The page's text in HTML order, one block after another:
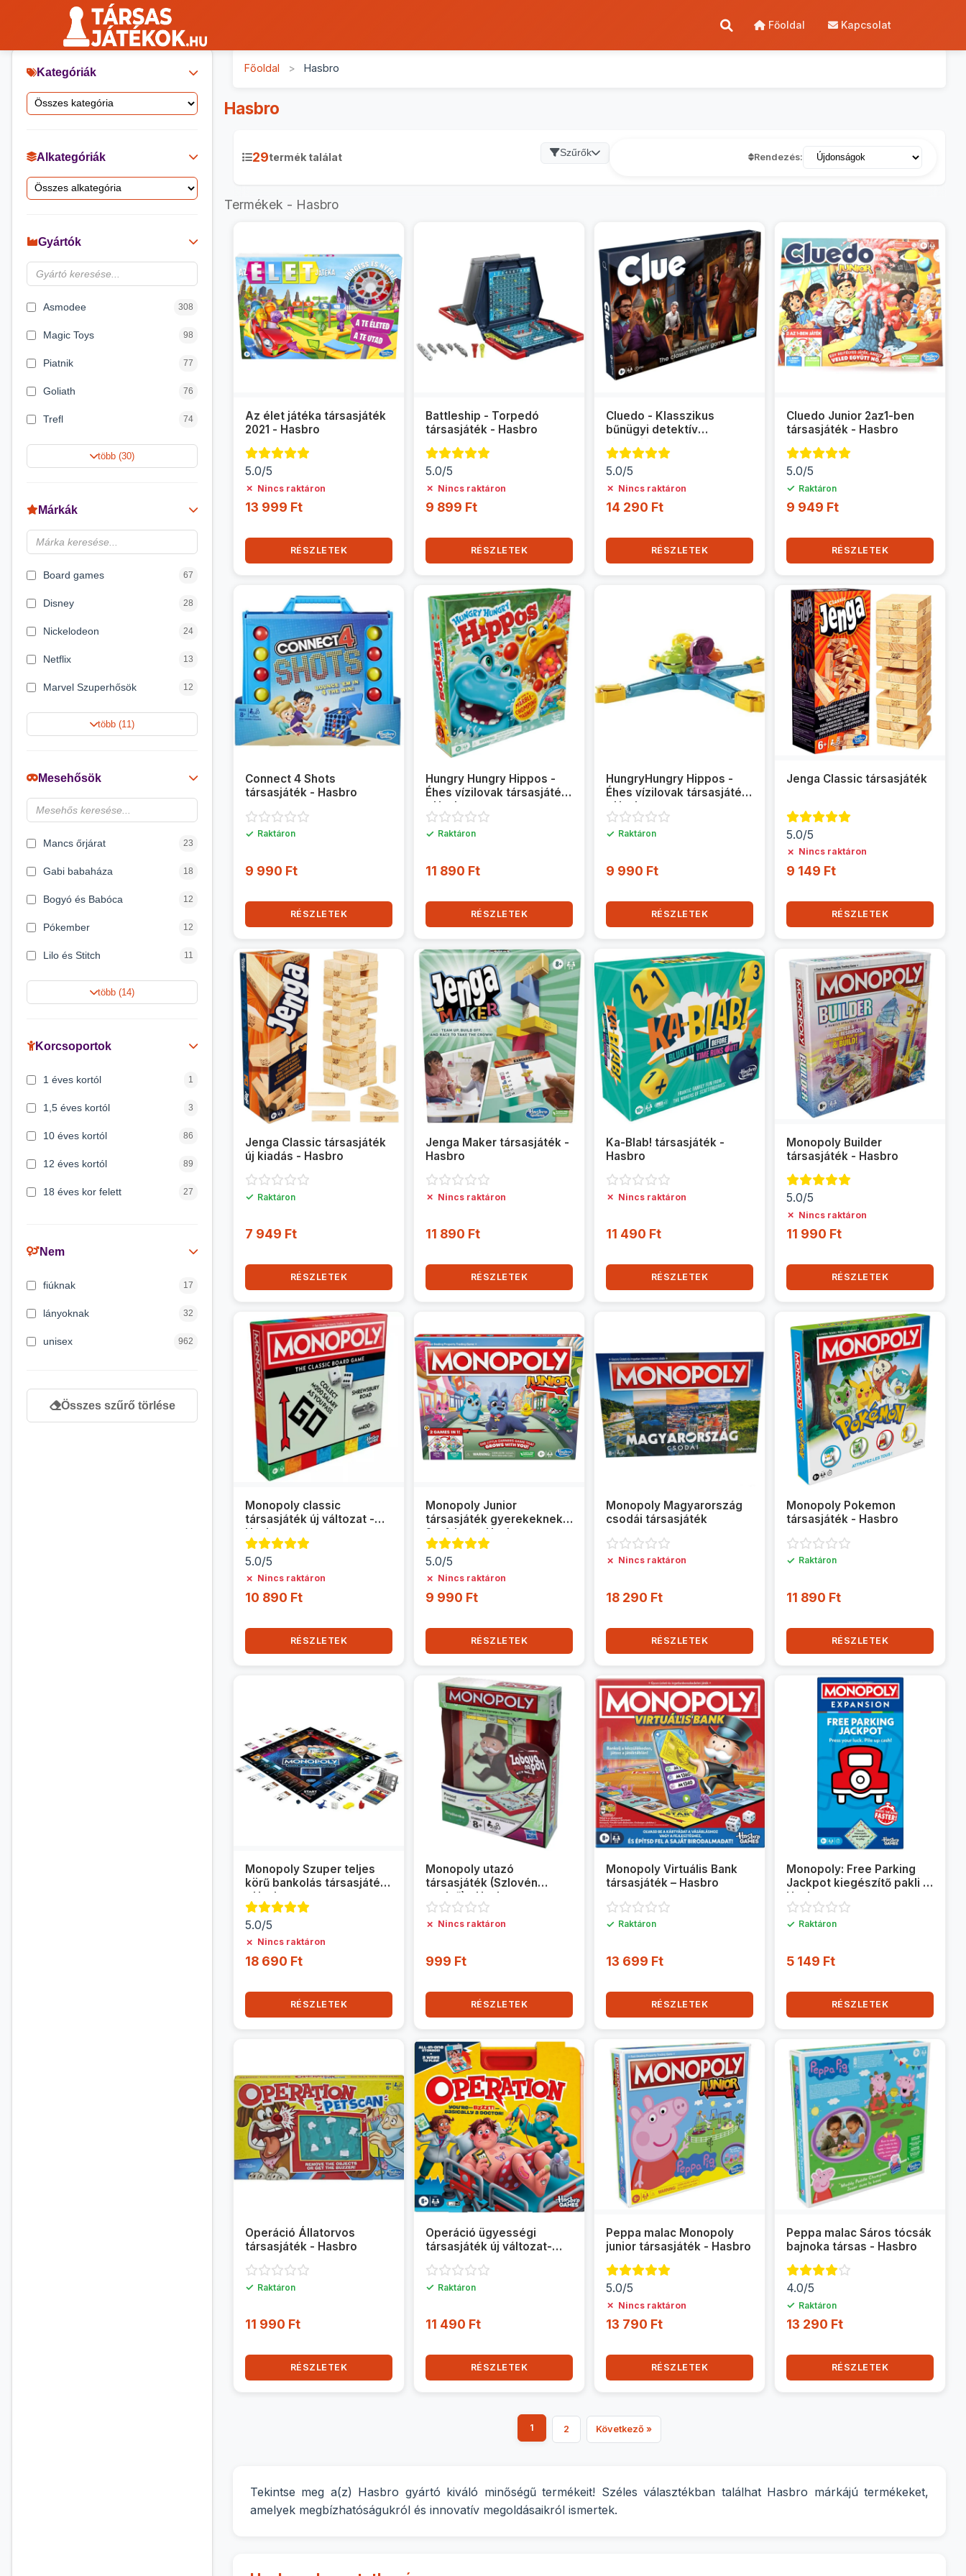
Főoldal Kapcsolat
Kategóriák
Alkategóriák
Gyártók
Asmodee 308
Magic Toys 98
Piatnik 77
Goliath 76
Trefl 74
Keller&Mayer 60
Spin Master
Delta Vision 28
több (30)
Márkák
Board games 67
Disney 28
Nickelodeon 24
Netflix 13
Marvel Szuperhősök 12
Rubik bűvös kocka 10
Noris
Disney hercegnők 6
több (11)
Mesehősök
Mancs őrjárat 23
Gabi babaháza 18
Bogyó és Babóca 12
Pókember 12
Lilo és Stitch 11
Jégvarázs 9
több (14)
Korcsoportok
1 éves kortól 1
1,5 éves kortól 3
10 éves kortól 86
12 éves kortól 89
18 éves kor felett 27
3 éves kortól 200
7 éves kortól 53
Nem
fiúknak 17
lányoknak 32
unisex 962
Összes szűrő törlése
Főoldal > Hasbro
Hasbro
29termék találat Szűrők Rendezés:
Termékek - Hasbro
Az élet játéka társasjáték
2021 - Hasbro
5.0/5
✗ Nincs raktáron
13 999 Ft
RÉSZLETEK
Battleship - Torpedó
társasjáték - Hasbro
5.0/5
✗ Nincs raktáron
9 899 Ft
RÉSZLETEK
Cluedo - Klasszikus
bűnügyi detektív
társasjáték - Hasbro
5.0/5
✗ Nincs raktáron
14 290 Ft
RÉSZLETEK
Cluedo Junior 2az1-ben
társasjáték - Hasbro
5.0/5
✓ Raktáron
9 949 Ft
RÉSZLETEK
Connect 4 Shots
társasjáték - Hasbro
✓ Raktáron
9 990 Ft
RÉSZLETEK
Hungry Hungry Hippos -
Éhes vízilovak társasjáték
- Hasbro
✓ Raktáron
11 890 Ft
RÉSZLETEK
HungryHungry Hippos -
Éhes vízilovak társasjáték
- Hasbro
✓ Raktáron
9 990 Ft
RÉSZLETEK
Jenga Classic társasjáték
5.0/5
✗ Nincs raktáron
9 149 Ft
RÉSZLETEK
Jenga Classic társasjáték
új kiadás - Hasbro
✓ Raktáron
7 949 Ft
RÉSZLETEK
Jenga Maker társasjáték -
Hasbro
✗ Nincs raktáron
11 890 Ft
RÉSZLETEK
Ka-Blab! társasjáték -
Hasbro
✗ Nincs raktáron
11 490 Ft
RÉSZLETEK
Monopoly Builder
társasjáték - Hasbro
5.0/5
✗ Nincs raktáron
11 990 Ft
RÉSZLETEK
Monopoly classic
társasjáték új változat -
Hasbro
5.0/5
✗ Nincs raktáron
10 890 Ft
RÉSZLETEK
Monopoly Junior
társasjáték gyerekeknek
2az1-ben - Hasbro
5.0/5
✗ Nincs raktáron
9 990 Ft
RÉSZLETEK
Monopoly Magyarország
csodái társasjáték
✗ Nincs raktáron
18 290 Ft
RÉSZLETEK
Monopoly Pokemon
társasjáték - Hasbro
✓ Raktáron
11 890 Ft
RÉSZLETEK
Monopoly Szuper teljes
körű bankolás társasjáték
- Hasbro
5.0/5
✗ Nincs raktáron
18 690 Ft
RÉSZLETEK
Monopoly utazó
társasjáték (Szlovén
nyelvű) - Hasbro
✗ Nincs raktáron
999 Ft
RÉSZLETEK
Monopoly Virtuális Bank
társasjáték – Hasbro
✓ Raktáron
13 699 Ft
RÉSZLETEK
Monopoly: Free Parking
Jackpot kiegészítő pakli -
Hasbro
✓ Raktáron
5 149 Ft
RÉSZLETEK
Operáció Állatorvos
társasjáték - Hasbro
✓ Raktáron
11 990 Ft
RÉSZLETEK
Operáció ügyességi
társasjáték új változat-
✓ Raktáron
11 490 Ft
RÉSZLETEK
Peppa malac Monopoly
junior társasjáték - Hasbro
5.0/5
✗ Nincs raktáron
13 790 Ft
RÉSZLETEK
Peppa malac Sáros tócsák
bajnoka társas - Hasbro
4.0/5
✓ Raktáron
13 290 Ft
RÉSZLETEK
1 2 Következő »
Tekintse meg a(z) Hasbro gyártó kiváló minőségű termékeit! Széles választékban találhat Hasbro márkájú termékeket,
amelyek megbízhatóságukról és innovatív megoldásaikról ismertek.